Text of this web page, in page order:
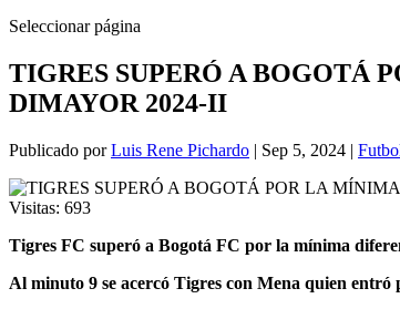
Seleccionar página
TIGRES SUPERÓ A BOGOTÁ
DIMAYOR 2024-II
Publicado porLuis Rene Pichardo | Sep 5, 2024 |
Visitas: 693
Tigres FC superó a Bogotá FC por la mínima
Al minuto 9 se acercó Tigres con Mena quien